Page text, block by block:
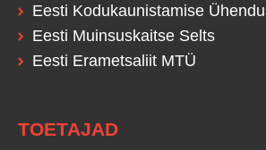
Eesti Kodukaunistamise
Eesti Muinsuskaitse Selts
Eesti Erametsaliit MTÜ
TOETAJAD